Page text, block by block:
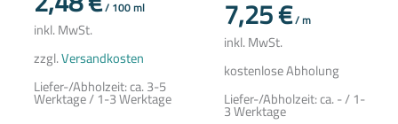
/100ml
inkl. MwSt.
zzgl.Versandkosten
Liefer-/Abholzeit:ca. 3-5
Werktage / 1-3 Werktage
Produktseite7,25€/m
inkl. MwSt.
kostenlose Abholung
Liefer-/Abholzeit:ca. - / 1-
3 Werktage